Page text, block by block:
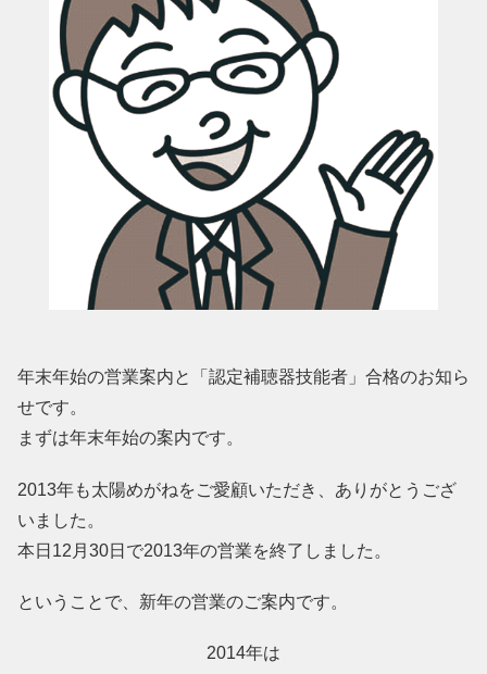
年末年始の営業案内と「認定補聴器技能者」合格のお知ら
せです。
まずは年末年始の案内です。
2013年も太陽めがねをご愛顧いただき、ありがとうござ
いました。
本日12月30日で2013年の営業を終了しました。
ということで、新年の営業のご案内です。
2014年は